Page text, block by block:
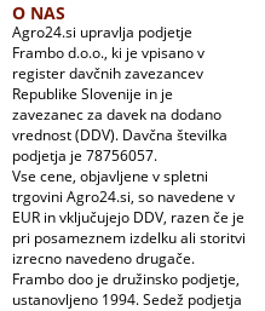
O NAS
Agro24.si upravlja podjetje
Frambo d.o.o., ki je vpisano v
register davčnih zavezancev
Republike Slovenije in je
zavezanec za davek na dodano
vrednost (DDV). Davčna številka
podjetja je 78756057.
Vse cene, objavljene v spletni
trgovini Agro24.si, so navedene v
EUR in vključujejo DDV, razen če je
pri posameznem izdelku ali storitvi
izrecno navedeno drugače.
Frambo doo je družinsko podjetje,
ustanovljeno 1994. Sedež podjetja